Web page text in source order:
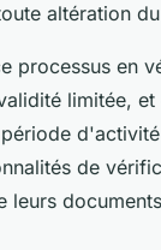
altération
processus en
limitée,
de
leurs